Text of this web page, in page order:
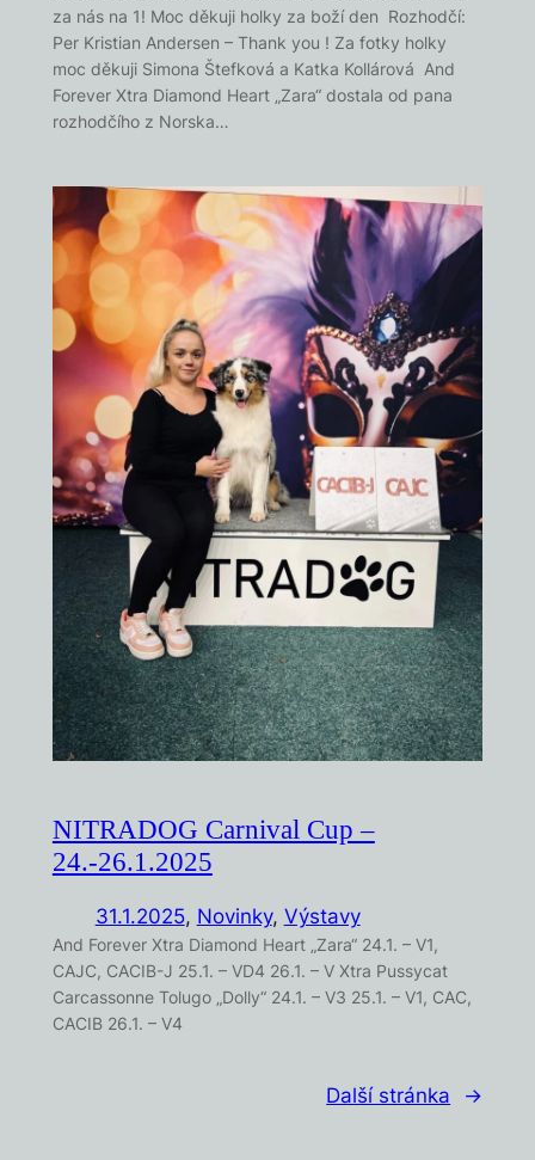
za nás na 1! Moc děkuji holky za boží den Rozhodčí:
Per Kristian Andersen – Thank you ! Za fotky holky
moc děkuji Simona Štefková a Katka Kollárová And
Forever Xtra Diamond Heart „Zara“ dostala od pana
rozhodčího z Norska…
NITRADOG Carnival Cup –
24.-26.1.2025
31.1.2025, Novinky, Výstavy
And Forever Xtra Diamond Heart „Zara“ 24.1. – V1,
CAJC, CACIB-J 25.1. – VD4 26.1. – V Xtra Pussycat
Carcassonne Tolugo „Dolly“ 24.1. – V3 25.1. – V1, CAC,
CACIB 26.1. – V4
Další stránka →